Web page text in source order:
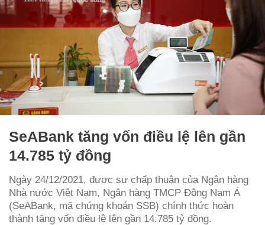
SeABank tăng vốn điều lệ lên gần
14.785 tỷ đồng
Ngày 24/12/2021, được sự chấp thuận của Ngân hàng
Nhà nước Việt Nam, Ngân hàng TMCP Đông Nam Á
(SeABank, mã chứng khoán SSB) chính thức hoàn
thành tăng vốn điều lệ lên gần 14.785 tỷ đồng.